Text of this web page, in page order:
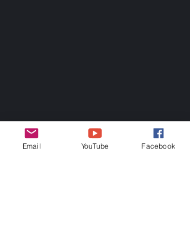
Email YouTube Facebook